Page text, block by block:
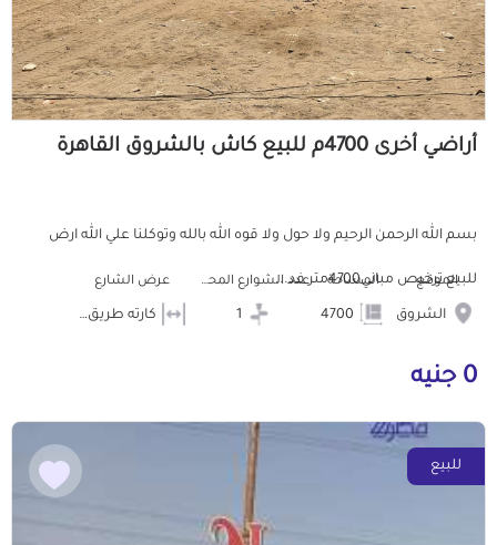
أراضي أخرى 4700م للبيع كاش بالشروق القاهرة
بسم الله الرحمن الرحيم ولا حول ولا قوه الله بالله وتوكلنا علي الله ارض
للبيع ترخيص مباني4700متر فد...
الموقع
الشروق
المساحة عدد الشوارع المحيطه عرض الشارع
كارته طريق السويس
0 جنيه
للبيع